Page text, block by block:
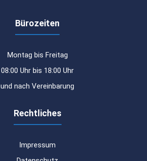
Bürozeiten
Montag bis Freitag
08:00 Uhr bis 18:00 Uhr
und nach Vereinbarung
Rechtliches
Impressum